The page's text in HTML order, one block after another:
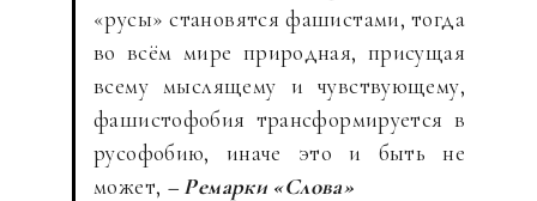
«русы» становятся фашистами, тогда
во всём мире природная, присущая
всему мыслящему и чувствующему,
фашистофобия трансформируется в
русофобию, иначе это и быть не
может, – Ремарки «Слова»